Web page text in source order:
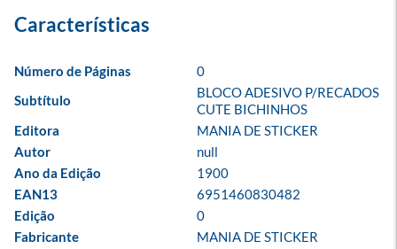
Número de Páginas
0
Subtítulo
BLOCO ADESIVO P/RECADOS
CUTE BICHINHOS
Editora
MANIA DE STICKER
Autor
null
Ano da Edição
1900
EAN13
6951460830482
Edição
0
Fabricante
MANIA DE STICKER